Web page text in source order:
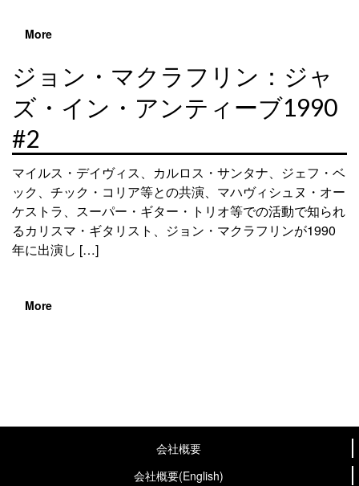
More
ジョン・マクラフリン：ジャ
ズ・イン・アンティーブ1990
#2
マイルス・デイヴィス、カルロス・サンタナ、ジェフ・ベ
ック、チック・コリア等との共演、マハヴィシュヌ・オー
ケストラ、スーパー・ギター・トリオ等での活動で知られ
るカリスマ・ギタリスト、ジョン・マクラフリンが1990
年に出演し […]
More
会社概要
会社概要(English)